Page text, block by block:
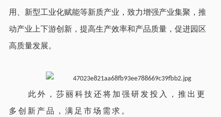
用、新型工业化赋能等新质产业，致力增强产业集聚，推
动产业上下游创新，提高生产效率和产品质量，促进园区
高质量发展。
此外，莎丽科技还将加强研发投入，推出更
多创新产品，满足市场需求。